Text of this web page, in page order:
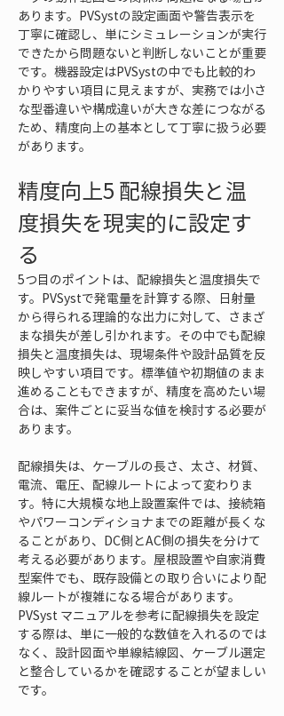
あります。PVSystの設定画面や警告表示を
丁寧に確認し、単にシミュレーションが実行
できたから問題ないと判断しないことが重要
です。機器設定はPVSystの中でも比較的わ
かりやすい項目に見えますが、実務では小さ
な型番違いや構成違いが大きな差につながる
ため、精度向上の基本として丁寧に扱う必要
があります。
精度向上5 配線損失と温
度損失を現実的に設定す
る
5つ目のポイントは、配線損失と温度損失で
す。PVSystで発電量を計算する際、日射量
から得られる理論的な出力に対して、さまざ
まな損失が差し引かれます。その中でも配線
損失と温度損失は、現場条件や設計品質を反
映しやすい項目です。標準値や初期値のまま
進めることもできますが、精度を高めたい場
合は、案件ごとに妥当な値を検討する必要が
あります。
配線損失は、ケーブルの長さ、太さ、材質、
電流、電圧、配線ルートによって変わりま
す。特に大規模な地上設置案件では、接続箱
やパワーコンディショナまでの距離が長くな
ることがあり、DC側とAC側の損失を分けて
考える必要があります。屋根設置や自家消費
型案件でも、既存設備との取り合いにより配
線ルートが複雑になる場合があります。
PVSyst マニュアルを参考に配線損失を設定
する際は、単に一般的な数値を入れるのでは
なく、設計図面や単線結線図、ケーブル選定
と整合しているかを確認することが望ましい
です。